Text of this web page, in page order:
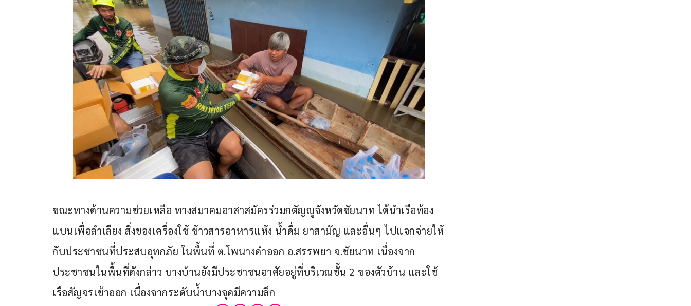
ขณะทางด้านความช่วยเหลือ ทางสมาคมอาสาสมัครร่วมกตัญญูจังหวัดชัยนาท ได้นำเรือท้อง
แบนเพื่อลำเลียง สิ่งของเครื่องใช้ ข้าวสารอาหารแห้ง น้ำดื่ม ยาสามัญ และอื่นๆ ไปแจกจ่ายให้
กับประชาชนที่ประสบอุทกภัย ในพื้นที่ ต.โพนางดำออก อ.สรรพยา จ.ชัยนาท เนื่องจาก
ประชาชนในพื้นที่ดังกล่าว บางบ้านยังมีประชาชนอาศัยอยู่ที่บริเวณชั้น 2 ของตัวบ้าน และใช้
เรือสัญจรเข้าออก เนื่องจากระดับน้ำบางจุดมีความลึก